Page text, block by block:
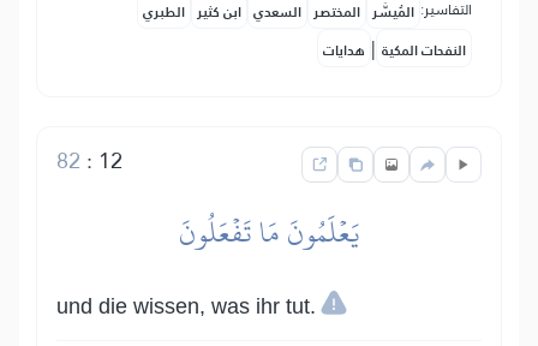
التفاسير: المُيسَّر المختصر السعدي ابن كثير الطبري
النفحات المكية | هدايات
12
:
82
يَعۡلَمُونَ مَا تَفۡعَلُونَ
und die wissen, was ihr tut.